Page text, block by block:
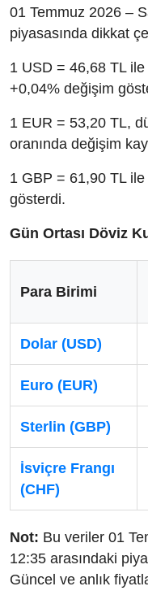
01 Temmuz 2026 –
piyasasında dikkat
1 USD = 46,68 TL ile
+0,04% değişim
1 EUR = 53,20 TL,
oranında değişim
1 GBP = 61,90 TL
gösterdi.
Gün Ortası Döviz
Para Birimi
Dolar (USD)
Euro (EUR)
Sterlin (GBP)
İsviçre Frangı
(CHF)
Not: Bu veriler 01
12:35 arasındaki
Güncel ve anlık